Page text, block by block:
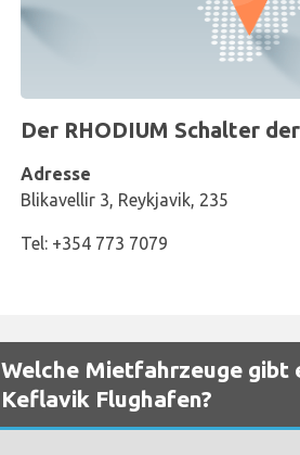
Der RHODIUM Schalter
Adresse
Blikavellir 3, Reykjavik, 235
Tel: +354 773 7079
Welche Mietfahrzeuge gibt
Keflavik Flughafen?